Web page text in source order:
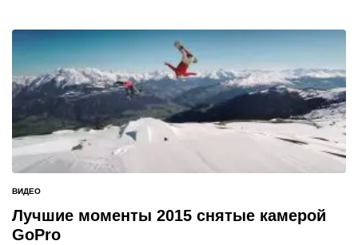
ОПУБЛИКОВАНО
В
ВИДЕО
Лучшие моменты 2015 снятые камерой
GoPro